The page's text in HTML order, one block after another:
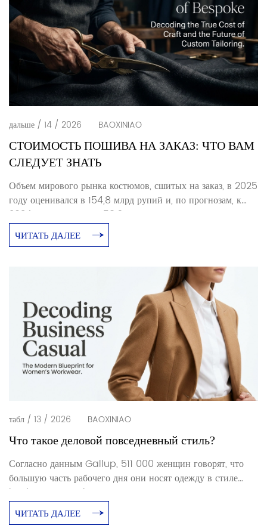
дальше / 14 / 2026 BAOXINIAO
СТОИМОСТЬ ПОШИВА НА ЗАКАЗ: ЧТО ВАМ
СЛЕДУЕТ ЗНАТЬ
Объем мирового рынка костюмов, сшитых на заказ, в 2025
году оценивался в 154,8 млрд рупий и, по прогнозам, к
2034 году достигнет 158,6 млрд рупий при среднегодовом
темпе роста в 6,71 млрд рупий. На Европу приходится
34,21 млрд рупий этих расходов. На мужчин приходится
Это о многом говорит. Люди вкладывают реальные деньги
в одежду, сшитую на заказ, и первое, что хочет каждый […]
ЧИТАТЬ ДАЛЕЕ
табл / 13 / 2026 BAOXINIAO
Что такое деловой повседневный стиль?
Согласно данным Gallup, 511 000 женщин говорят, что
большую часть рабочего дня они носят одежду в стиле
business casual. Блузки, брюки, элегантные джинсы,
юбки. Это большинство женщин, работающих в компании,
которые вынуждены соблюдать дресс-код, по которому до
ЧИТАТЬ ДАЛЕЕ